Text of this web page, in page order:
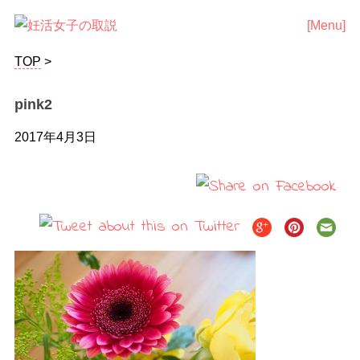
TOP >
pink2
2017年4月3日